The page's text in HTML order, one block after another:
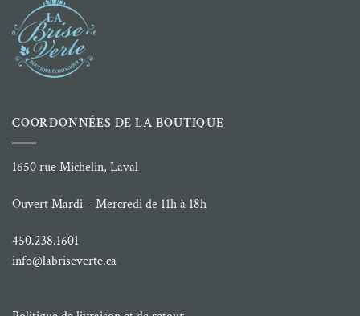
COORDONNÉES DE LA BOUTIQUE
1650 rue Michelin, Laval
Ouvert Mardi – Mercredi de 11h à 18h
450.238.1601
info@labriseverte.ca